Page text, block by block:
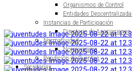
Organismos de Control
Entidades
Instancias de Participación
Directorio de Asociaciones
Normatividad
Normograma
Rendición de Cuentas
Secretarías